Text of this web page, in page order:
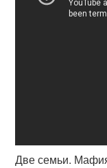
Две семьи.